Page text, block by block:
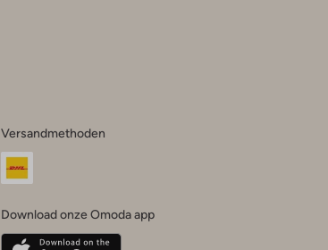
Versandmethoden
Download onze Omoda app